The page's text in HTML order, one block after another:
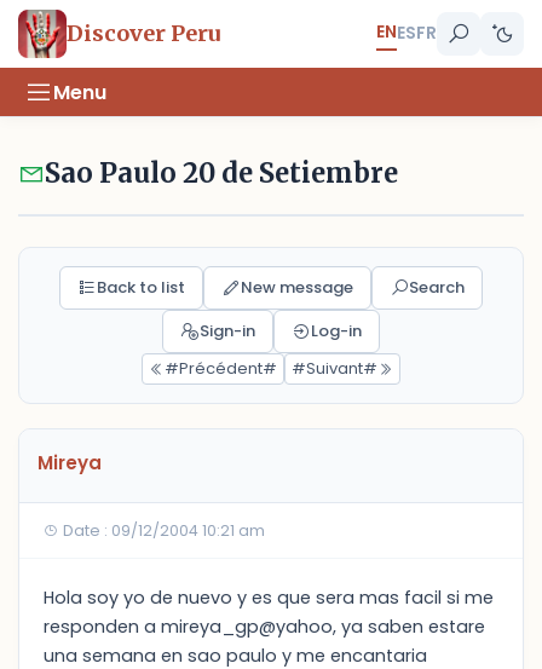
Discover Peru ENESFR
Menu
Sao Paulo 20 de Setiembre
Back to list New message
Search
Sign-in
Log-in
#Précédent#
#Suivant#
Mireya
Date : 09/12/2004 10:21 am
Hola soy yo de nuevo y es que sera mas facil si me
responden a mireya_gp@yahoo, ya saben estare
una semana en sao paulo y me encantaria